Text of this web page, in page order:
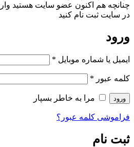
چنانچه هم‌ اکنون عضو سایت هستید
در سایت ثبت نام کنید
ورود
ایمیل یا شماره موبایل *
کلمه عبور *
ورود مرا به خاطر بسپار
فراموشی کلمه عبور؟
ثبت نام